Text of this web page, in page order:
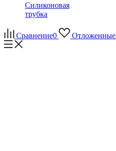
Силиконовая
трубка
Сравнение0 Отложенные